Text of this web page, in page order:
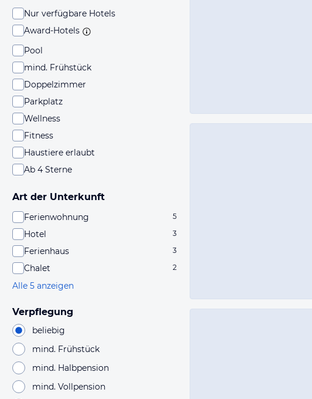
Nur verfügbare Hotels
Award-Hotels
Pool
mind. Frühstück
Doppelzimmer
Parkplatz
Wellness
Fitness
Haustiere erlaubt
Ab 4 Sterne
Art der Unterkunft
Ferienwohnung 5
Hotel 3
Ferienhaus 3
Chalet 2
Alle 5 anzeigen
Verpflegung
beliebig
mind. Frühstück
mind. Halbpension
mind. Vollpension